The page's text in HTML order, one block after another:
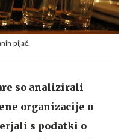
pijač.
so analizirali
organizacije o
s podatki o